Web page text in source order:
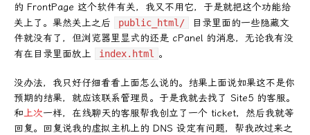
的 FrontPage 这个软件有关，我又不用它，于是就把这个功能给
关上了。果然关上之后
public_html/
目录里面的一些隐藏文
件就没有了，但浏览器里显式的还是 cPanel 的消息，无论我有没
有在目录里面放上
index.html 。
没办法，我只好仔细看看上面怎么说的。结果上面说如果这不是你
预期的结果，就应该联系管理员。于是我就去找了 Site5 的客服。
和上次一样，在线聊天的客服帮我创立了一个 ticket，然后我就等
回复。回复说我的虚拟主机上的 DNS 设定有问题，帮我改过来之